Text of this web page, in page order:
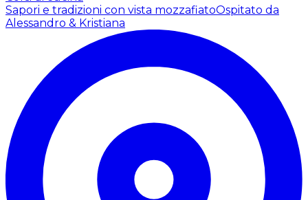
Sapori e tradizioni con vista mozzafiatoOspitato da
Alessandro & Kristiana